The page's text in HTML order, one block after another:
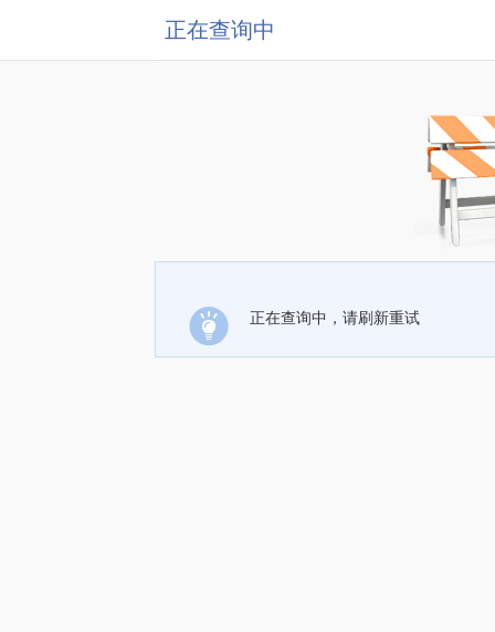
正在查询中
正在查询中，请刷新重试